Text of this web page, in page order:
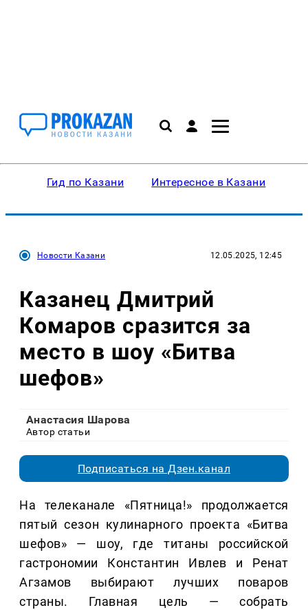
Гид по Казани Интересное в Казани
Новости Казани 12.05.2025, 12:45
Казанец Дмитрий
Комаров сразится за
место в шоу «Битва
шефов»
Анастасия Шарова
Автор статьи
Подписаться на Дзен.канал
На телеканале «Пятница!» продолжается
пятый сезон кулинарного проекта «Битва
шефов» — шоу, где титаны российской
гастрономии Константин Ивлев и Ренат
Агзамов выбирают лучших поваров
страны. Главная цель — собрать